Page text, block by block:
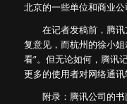
北京的一些单位和商业公
在记者发稿前，腾讯
复意见，而杭州的徐小
看”。但无论如何，腾讯
更多的使用者对网络通讯
附录：腾讯公司的书